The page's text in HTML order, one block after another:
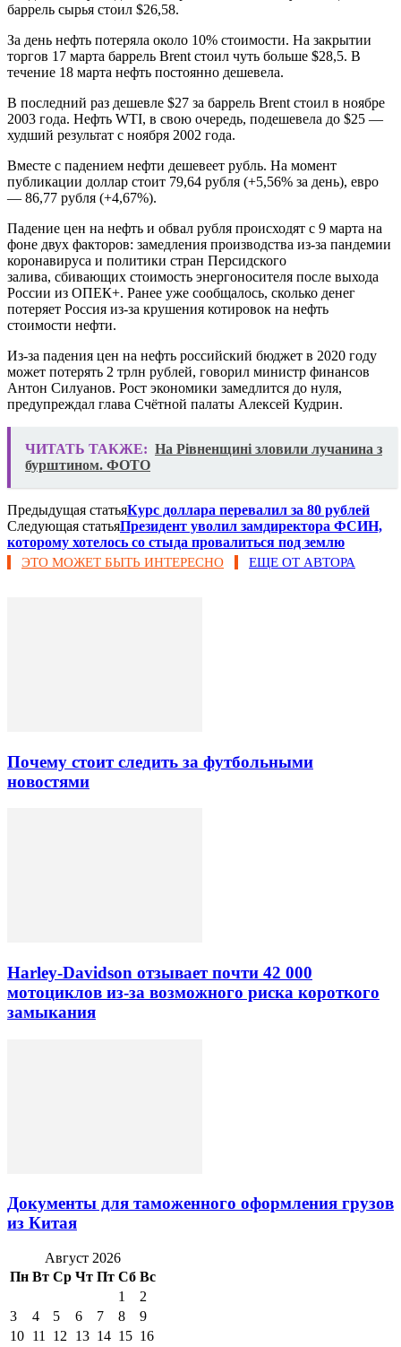
баррель сырья стоил $26,58.
За день нефть потеряла около 10% стоимости. На закрытии
торгов 17 марта баррель Brent стоил чуть больше $28,5. В
течение 18 марта нефть постоянно дешевела.
В последний раз дешевле $27 за баррель Brent стоил в ноябре
2003 года. Нефть WTI, в свою очередь, подешевела до $25 —
худший результат с ноября 2002 года.
Вместе с падением нефти дешевеет рубль. На момент
публикации доллар стоит 79,64 рубля (+5,56% за день), евро
— 86,77 рубля (+4,67%).
Падение цен на нефть и обвал рубля происходят с 9 марта на
фоне двух факторов: замедления производства из-за пандемии
коронавируса и политики стран Персидского
залива, сбивающих стоимость энергоносителя после выхода
России из ОПЕК+. Ранее уже сообщалось, сколько денег
потеряет Россия из-за крушения котировок на нефть
стоимости нефти.
Из-за падения цен на нефть российский бюджет в 2020 году
может потерять 2 трлн рублей, говорил министр финансов
Антон Силуанов. Рост экономики замедлится до нуля,
предупреждал глава Счётной палаты Алексей Кудрин.
ЧИТАТЬ ТАКЖЕ: На Рівненщині зловили лучанина з
бурштином. ФОТО
Предыдущая статьяКурс доллара перевалил за 80 рублей
Следующая статьяПрезидент уволил замдиректора ФСИН,
которому хотелось со стыда провалиться под землю
ЭТО МОЖЕТ БЫТЬ ИНТЕРЕСНО ЕЩЕ ОТ АВТОРА
Почему стоит следить за футбольными
новостями
Harley-Davidson отзывает почти 42 000
мотоциклов из-за возможного риска короткого
замыкания
Документы для таможенного оформления грузов
из Китая
Август 2026
Пн Вт Ср Чт Пт Сб Вс
1
2
3
4 5 6 7 8
9
10 11 12 13 14 15 16